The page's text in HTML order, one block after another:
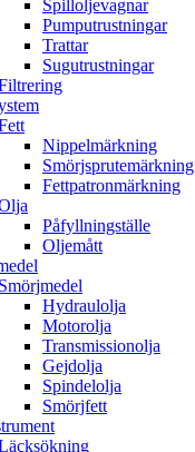
Spilloljevagnar
Pumputrustningar
Trattar
Sugutrustningar
Nippelmärkning
Smörjsprutemärkning
Fettpatronmärkning
Påfyllningställe
Oljemått
Smörjmedel
Hydraulolja
Motorolja
Transmissionolja
Gejdolja
Spindelolja
Smörjfett